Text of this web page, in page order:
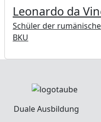
Leonardo da
Schüler der
BKU
Duale Ausbildung